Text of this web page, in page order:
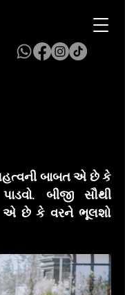
બાબત એ છે કે
બીજી સૌથી
એ છે કે વરને ભૂલશો